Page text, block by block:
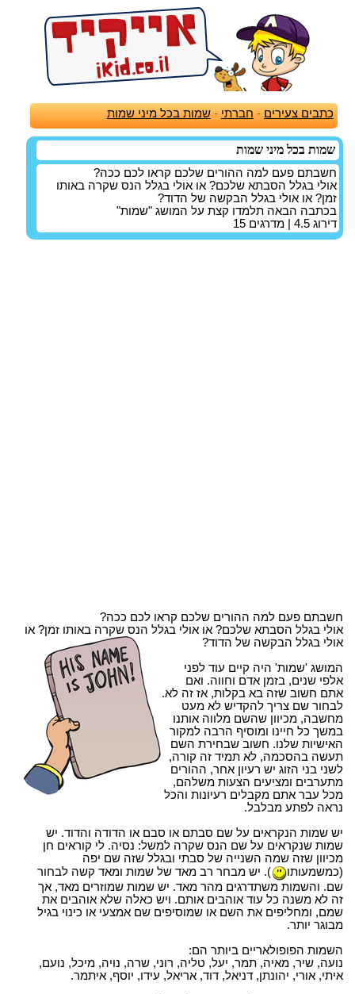
כתבים צעירים - חברתי -שמות בכל מיני שמות
שמות בכל מיני שמות
חשבתם פעם למה ההורים שלכם קראו לכם ככה?
אולי בגלל הסבתא שלכם? או אולי בגלל הנס שקרה באותו
זמן? או אולי בגלל הבקשה של הדוד?
בכתבה הבאה תלמדו קצת על המושג "שמות"
דירוג 4.5 | מדרגים 15
חשבתם פעם למה ההורים שלכם קראו לכם ככה?
אולי בגלל הסבתא שלכם? או אולי בגלל הנס שקרה באותו זמן? או
אולי בגלל הבקשה של הדוד?
המושג 'שמות' היה קיים עוד לפני
אלפי שנים, בזמן אדם וחווה. ואם
אתם חשוב שזה בא בקלות, אז זה לא.
לבחור שם צריך להקדיש לא מעט
מחשבה, מכיוון שהשם מלווה אותנו
במשך כל חיינו ומוסיף הרבה למקור
האישיות שלנו. חשוב שבחירת השם
תעשה בהסכמה, לא תמיד זה קורה,
לשני בני הזוג יש רעיון אחר, ההורים
מתערבים ומציעים הצעות משלהם,
מכל עבר אתם מקבלים רעיונות והכל
נראה לפתע מבלבל.
יש שמות הנקראים על שם סבתם או סבם או הדודה והדוד. יש
שמות שנקראים על שם הנס שקרה למשל: נסיה. לי קוראים חן
מכיוון שזה שמה השנייה של סבתי ובגלל שזה שם יפה
(כמשמעותו
). יש מבחר רב מאד של שמות ומאד קשה לבחור
שם. והשמות משתדרגים מהר מאד. יש שמות שמוזרים מאד, אך
זה לא משנה כל עוד אוהבים אותם. ויש כאלה שלא אוהבים את
שמם, ומחליפים את השם או שמוסיפים שם אמצעי או כינוי בגיל
מבוגר יותר.
השמות הפופולאריים ביותר הם:
נועה, שיר, מאיה, תמר, יעל, טליה, רוני, שרה, נויה, מיכל, נועם,
איתי, אורי, יהונתן, דניאל, דוד, אריאל, עידו, יוסף, איתמר.